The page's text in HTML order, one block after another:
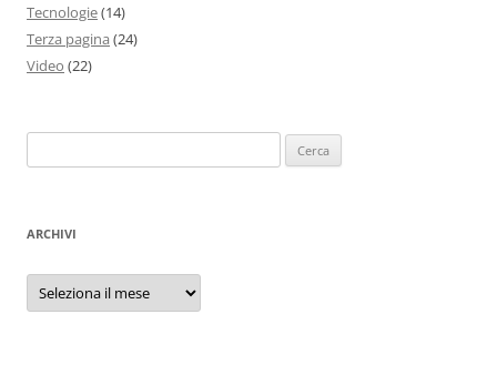
Tecnologie(14)
Terza pagina (24)
Video (22)
per:
ARCHIVI
Archivi